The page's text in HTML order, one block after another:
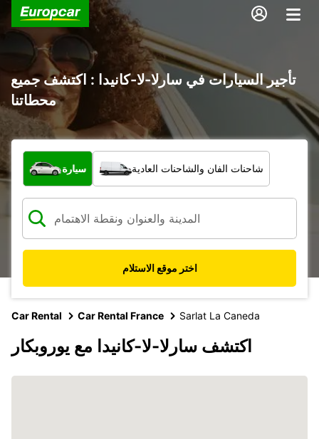
تأجير السيارات في سارلا-لا-كانيدا : اكتشف جميع
محطاتنا
ما نوع المركبة؟
سيارة شاحنات الفان والشاحنات العادية
اختر موقع الاستلام
Car Rental Car Rental France Sarlat La Caneda
اكتشف سارلا-لا-كانيدا مع يوروبكار